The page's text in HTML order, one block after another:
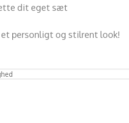
dit eget sæt
personligt og stilrent look!